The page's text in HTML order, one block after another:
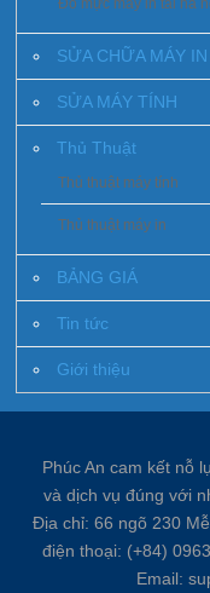
Đổ mực máy in tai hà
SỬA CHỮA MÁY IN
SỬA MÁY TÍNH
Thủ Thuật
Thủ thuật máy tính
Thủ thuật máy in
BẢNG GIÁ
Tin tức
Giới thiệu
Phúc An cam kết nỗ
và dịch vụ đúng với
Địa chỉ: 66 ngõ 230
điện thoại: (+84)
Email: